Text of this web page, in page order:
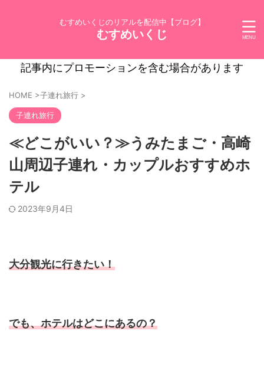
むすめいくじのリアルを配信中【ブログ】
むすめいくじ
記事内にプロモーションを含む場合があります
HOME >子連れ旅行 >
子連れ旅行
≪どこがいい？≫うみたまご・高崎
山周辺子連れ・カップルおすすめホ
テル
2023年9月4日
大分観光に行きたい！
でも、ホテルはどこにあるの？